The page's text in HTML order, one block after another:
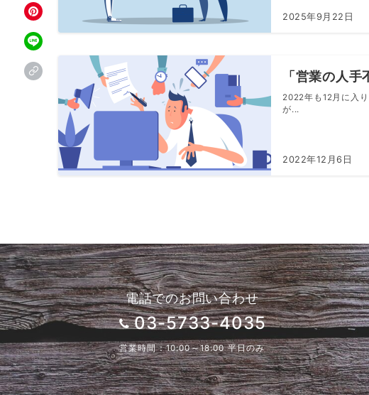
2025年9月22日
「営業の人
2022年も12月に入
が...
2022年12月6日
電話でのお問い合わせ
03-5733-4035
営業時間：10:00～18:00 平日のみ